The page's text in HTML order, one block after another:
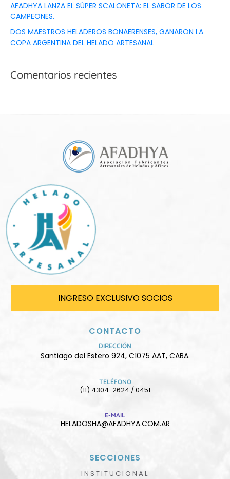
AFADHYA LANZA EL SÚPER SCALONETA: EL SABOR DE LOS
CAMPEONES.
DOS MAESTROS HELADEROS BONAERENSES, GANARON LA
COPA ARGENTINA DEL HELADO ARTESANAL
Comentarios recientes
INGRESO EXCLUSIVO SOCIOS
CONTACTO
DIRECCIÓN
Santiago del Estero 924, C1075 AAT, CABA.
TELÉFONO
(11) 4304-2624 / 0451
E-MAIL
HELADOSHA@AFADHYA.COM.AR
SECCIONES
INSTITUCIONAL